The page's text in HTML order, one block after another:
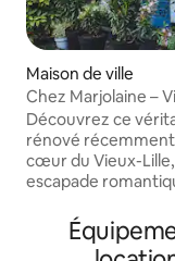
Maison de ville
Chez Marjolaine –
inclus
Découvrez ce
rénové
cœur du Vieux-
escapade
entièrement
décoré avec goût,